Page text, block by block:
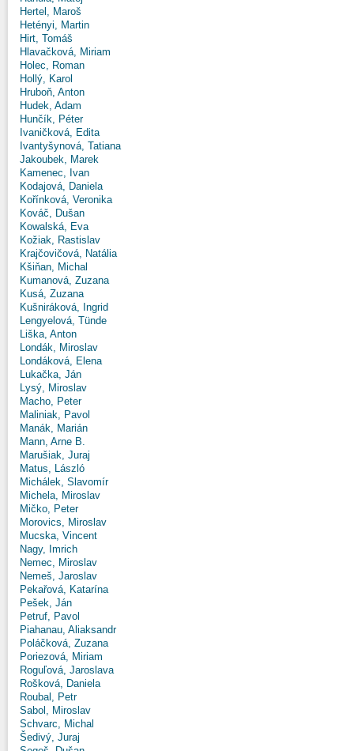
Hertel, Maroš
Hetényi, Martin
Hirt, Tomáš
Hlavačková, Miriam
Holec, Roman
Hollý, Karol
Hruboň, Anton
Hudek, Adam
Hunčík, Péter
Ivaničková, Edita
Ivantyšynová, Tatiana
Jakoubek, Marek
Kamenec, Ivan
Kodajová, Daniela
Kořínková, Veronika
Kováč, Dušan
Kowalská, Eva
Kožiak, Rastislav
Krajčovičová, Natália
Kšiňan, Michal
Kumanová, Zuzana
Kusá, Zuzana
Kušniráková, Ingrid
Lengyelová, Tünde
Liška, Anton
Londák, Miroslav
Londáková, Elena
Lukačka, Ján
Lysý, Miroslav
Macho, Peter
Maliniak, Pavol
Manák, Marián
Mann, Arne B.
Marušiak, Juraj
Matus, László
Michálek, Slavomír
Michela, Miroslav
Mičko, Peter
Morovics, Miroslav
Mucska, Vincent
Nagy, Imrich
Nemec, Miroslav
Nemeš, Jaroslav
Pekařová, Katarína
Pešek, Ján
Petruf, Pavol
Piahanau, Aliaksandr
Poláčková, Zuzana
Poriezová, Miriam
Roguľová, Jaroslava
Rošková, Daniela
Roubal, Petr
Sabol, Miroslav
Schvarc, Michal
Šedivý, Juraj